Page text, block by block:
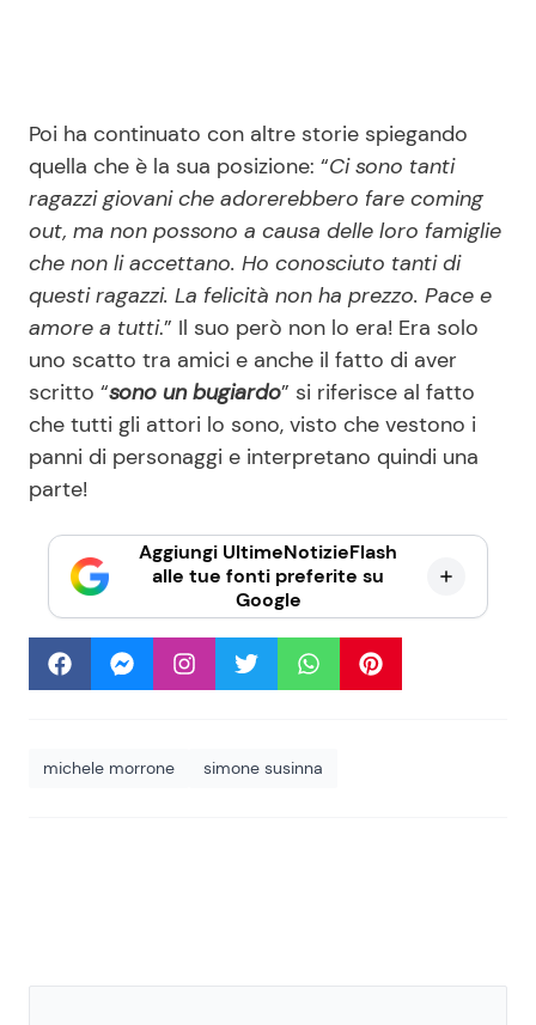
Poi ha continuato con altre storie spiegando
quella che è la sua posizione: “Ci sono tanti
ragazzi giovani che adorerebbero fare coming
out, ma non possono a causa delle loro famiglie
che non li accettano. Ho conosciuto tanti di
questi ragazzi. La felicità non ha prezzo. Pace e
amore a tutti.” Il suo però non lo era! Era solo
uno scatto tra amici e anche il fatto di aver
scritto “sono un bugiardo” si riferisce al fatto
che tutti gli attori lo sono, visto che vestono i
panni di personaggi e interpretano quindi una
parte!
Aggiungi UltimeNotizieFlash
alle tue fonti preferite su
Google
michele morrone simone susinna